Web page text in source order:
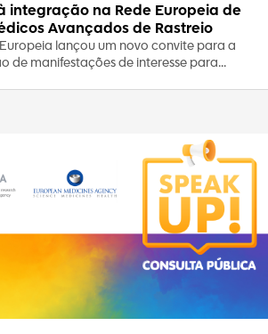
integração na Rede Europeia de
Avançados de Rastreio
lançou um novo convite para a
de manifestações de interesse para...